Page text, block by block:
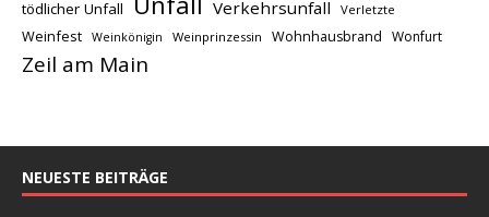
tödlicher Unfall Verkehrsunfall Verletzte
Weinfest Weinkönigin Weinprinzessin Wohnhausbrand Wonfurt
Zeil am Main
NEUESTE BEITRÄGE